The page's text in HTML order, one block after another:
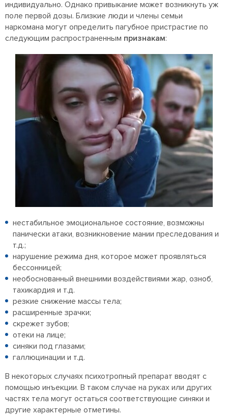
индивидуально. Однако привыкание может возникнуть уж
поле первой дозы. Близкие люди и члены семьи
наркомана могут определить пагубное пристрастие по
следующим распространенным признакам:
нестабильное эмоциональное состояние, возможны
панически атаки, возникновение мании преследования и
т.д.;
нарушение режима дня, которое может проявляться
бессонницей;
необоснованный внешними воздействиями жар, озноб,
тахикардия и т.д.
резкие снижение массы тела;
расширенные зрачки;
скрежет зубов;
отеки на лице;
синяки под глазами;
галлюцинации и т.д.
В некоторых случаях психотропный препарат вводят с
помощью инъекции. В таком случае на руках или других
частях тела могут остаться соответствующие синяки и
другие характерные отметины.